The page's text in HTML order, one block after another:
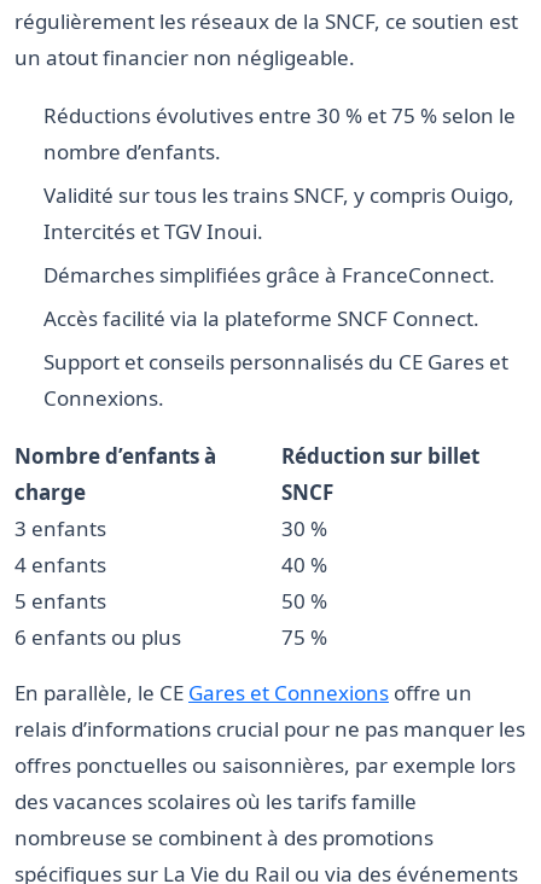
régulièrement les réseaux de la SNCF, ce soutien est
un atout financier non négligeable.
Réductions évolutives entre 30 % et 75 % selon le
nombre d’enfants.
Validité sur tous les trains SNCF, y compris Ouigo,
Intercités et TGV Inoui.
Démarches simplifiées grâce à FranceConnect.
Accès facilité via la plateforme SNCF Connect.
Support et conseils personnalisés du CE Gares et
Connexions.
Nombre d’enfants à
charge
Réduction sur billet
SNCF
3 enfants
30 %
4 enfants
40 %
5 enfants
50 %
6 enfants ou plus
75 %
En parallèle, le CE Gares et Connexions offre un
relais d’informations crucial pour ne pas manquer les
offres ponctuelles ou saisonnières, par exemple lors
des vacances scolaires où les tarifs famille
nombreuse se combinent à des promotions
spécifiques sur La Vie du Rail ou via des événements